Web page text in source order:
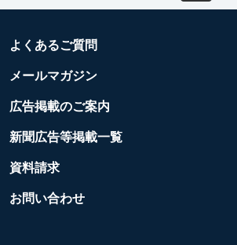
よくあるご質問
メールマガジン
広告掲載のご案内
新聞広告等掲載一覧
資料請求
お問い合わせ